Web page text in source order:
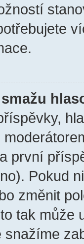
první
Pokud
změnit
tak může